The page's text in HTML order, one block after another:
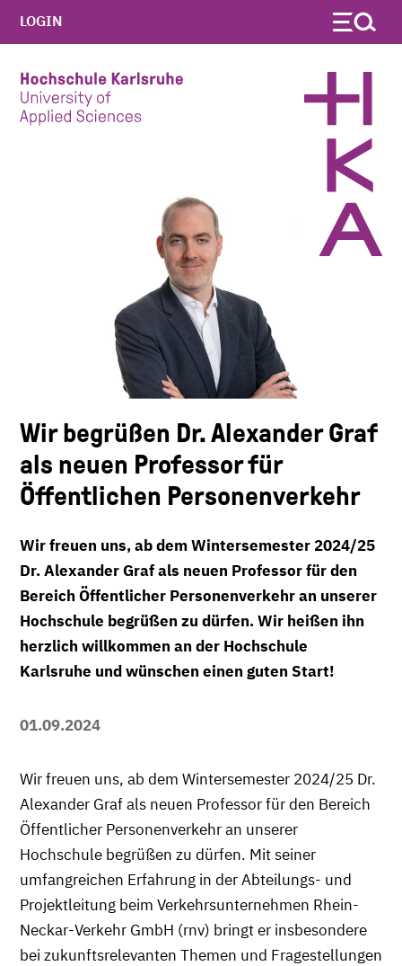
LOGIN
Wir begrüßen Dr. Alexander Graf
als neuen Professor für
Öffentlichen Personenverkehr
Wir freuen uns, ab dem Wintersemester 2024/25
Dr. Alexander Graf als neuen Professor für den
Bereich Öffentlicher Personenverkehr an unserer
Hochschule begrüßen zu dürfen. Wir heißen ihn
herzlich willkommen an der Hochschule
Karlsruhe und wünschen einen guten Start!
01.09.2024
Wir freuen uns, ab dem Wintersemester 2024/25 Dr.
Alexander Graf als neuen Professor für den Bereich
Öffentlicher Personenverkehr an unserer
Hochschule begrüßen zu dürfen. Mit seiner
umfangreichen Erfahrung in der Abteilungs- und
Projektleitung beim Verkehrsunternehmen Rhein-
Neckar-Verkehr GmbH (rnv) bringt er insbesondere
bei zukunftsrelevanten Themen und Fragestellungen